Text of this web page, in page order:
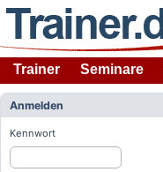
Trainer Seminare
Anmelden
Kennwort